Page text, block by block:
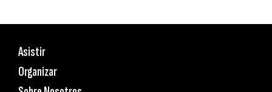
Asistir
Organizar